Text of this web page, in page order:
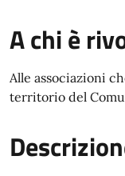
A chi è
Alle associazioni
territorio del